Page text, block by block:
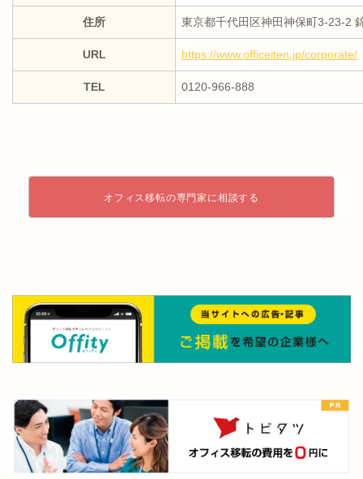
住所 東京都千代田区神田神保町3-23-2
URL https://www.officeiten.jp/corporate/
TEL 0120-966-888
オフィス移転の専門家に相談する